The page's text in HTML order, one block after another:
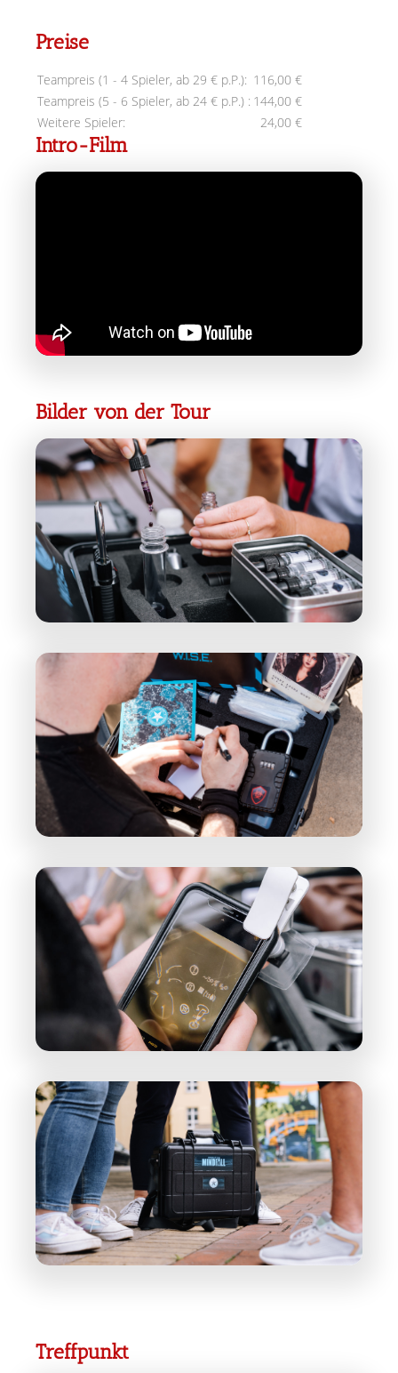
Preise
Teampreis (1 - 4 Spieler, ab 29 € p.P.): 116,00 €
Teampreis (5 - 6 Spieler, ab 24 € p.P.) : 144,00 €
Weitere Spieler:
24,00 €
Intro-Film
Bilder von der Tour
Treffpunkt